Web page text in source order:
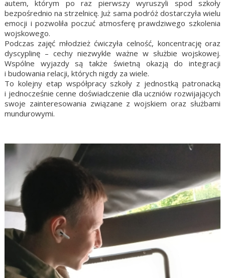
autem, którym po raz pierwszy wyruszyli spod szkoły
bezpośrednio na strzelnicę. Już sama podróż dostarczyła wielu
emocji i pozwoliła poczuć atmosferę prawdziwego szkolenia
wojskowego.
Podczas zajęć młodzież ćwiczyła celność, koncentrację oraz
dyscyplinę – cechy niezwykle ważne w służbie wojskowej.
Wspólne wyjazdy są także świetną okazją do integracji
i budowania relacji, których nigdy za wiele.
To kolejny etap współpracy szkoły z jednostką patronacką
i jednocześnie cenne doświadczenie dla uczniów rozwijających
swoje zainteresowania związane z wojskiem oraz służbami
mundurowymi.